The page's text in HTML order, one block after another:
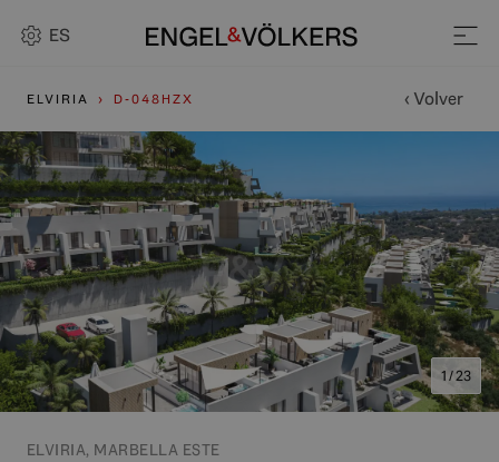
ES
ELVIRIA D-048HZX ‹ Volver
1 / 23
ELVIRIA, MARBELLA ESTE